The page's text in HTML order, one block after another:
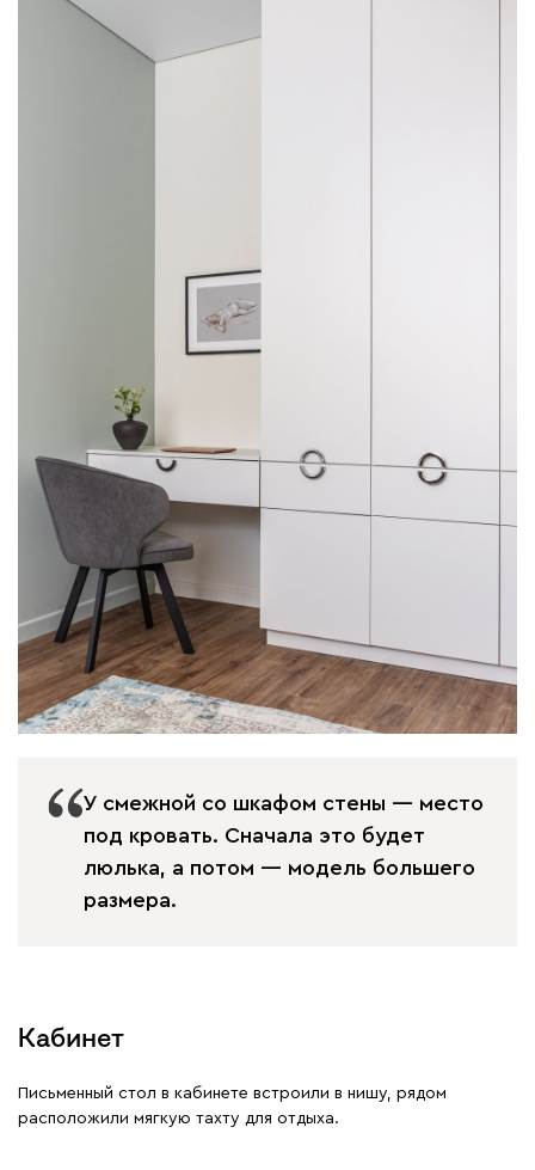
У смежной со шкафом стены — место
под кровать. Сначала это будет
люлька, а потом — модель большего
размера.
Кабинет
Письменный стол в кабинете встроили в нишу, рядом
расположили мягкую тахту для отдыха.